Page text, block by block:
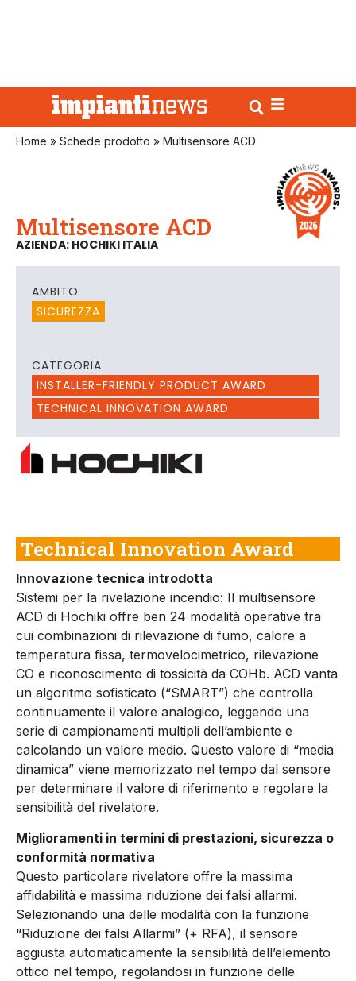
Home » Schede prodotto » Multisensore ACD
Multisensore ACD
AZIENDA: HOCHIKI ITALIA
CATEGORIA
INSTALLER-FRIENDLY PRODUCT AWARD
TECHNICAL INNOVATION AWARD
AMBITO
SICUREZZA
Technical Innovation Award
Innovazione tecnica introdotta
Sistemi per la rivelazione incendio: Il multisensore
ACD di Hochiki offre ben 24 modalità operative tra
cui combinazioni di rilevazione di fumo, calore a
temperatura fissa, termovelocimetrico, rilevazione
CO e riconoscimento di tossicità da COHb. ACD vanta
un algoritmo sofisticato (“SMART”) che controlla
continuamente il valore analogico, leggendo una
serie di campionamenti multipli dell’ambiente e
calcolando un valore medio. Questo valore di “media
dinamica” viene memorizzato nel tempo dal sensore
per determinare il valore di riferimento e regolare la
sensibilità del rivelatore.
Miglioramenti in termini di prestazioni, sicurezza o
conformità normativa
Questo particolare rivelatore offre la massima
affidabilità e massima riduzione dei falsi allarmi.
Selezionando una delle modalità con la funzione
“Riduzione dei falsi Allarmi” (+ RFA), il sensore
aggiusta automaticamente la sensibilità dell’elemento
ottico nel tempo, regolandosi in funzione delle